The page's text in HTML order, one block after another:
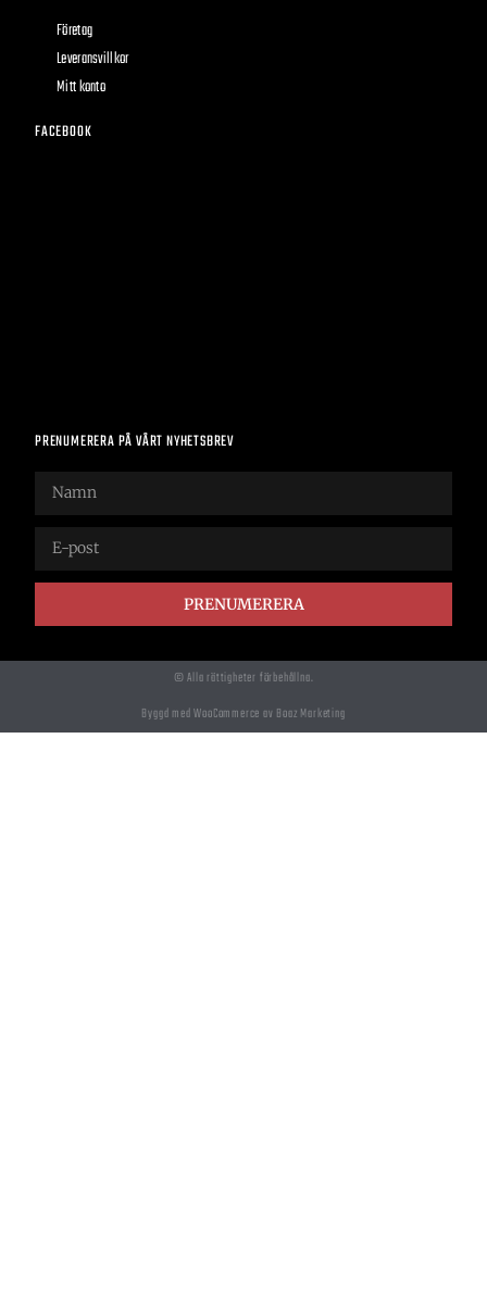
Företag
Leveransvillkor
Mitt konto
FACEBOOK
PRENUMERERA PÅ VÅRT NYHETSBREV
PRENUMERERA
© Alla rättigheter förbehållna.
Byggd med WooCommerce av Boaz Marketing